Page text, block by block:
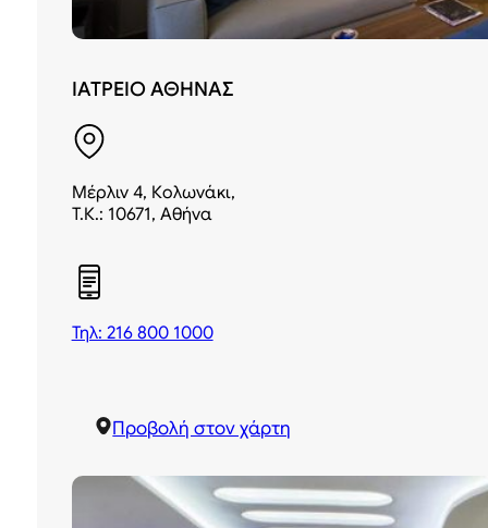
ΙΑΤΡΕΙΟ ΑΘΗΝΑΣ
Μέρλιν 4, Κολωνάκι,
Τ.Κ.: 10671, Αθήνα
Τηλ: 216 800 1000
Προβολή στον χάρτη